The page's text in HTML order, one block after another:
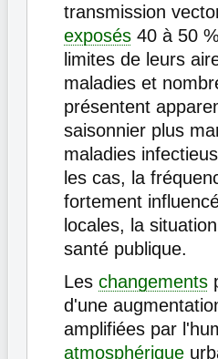
transmission
exposés 40 à 50
limites de leurs
maladies et
présentent
saisonnier plus
maladies
les cas, la
fortement
locales, la
santé publique.
Les changements
d'une
amplifiées par
atmosphérique